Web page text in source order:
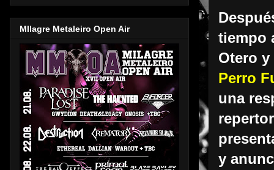
tiempo
Otero
Perro
una
y
MIlagre Metaleiro Open Air